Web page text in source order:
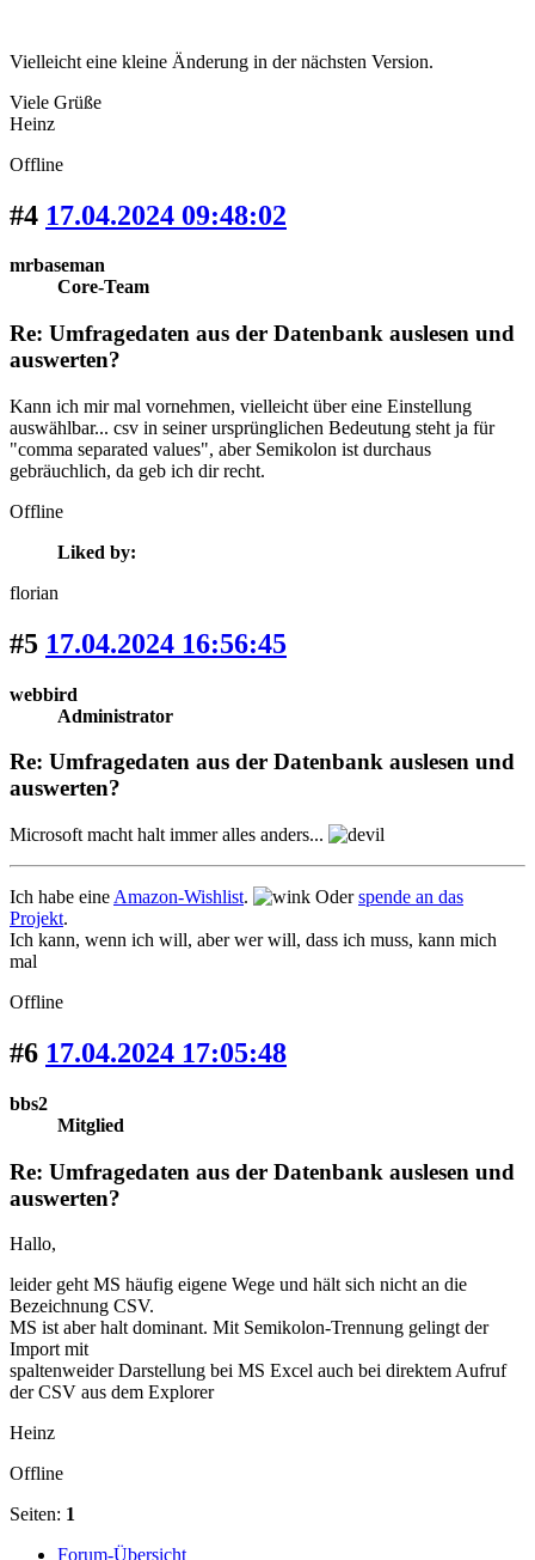
Vielleicht eine kleine Änderung in der nächsten Version.
Viele Grüße
Heinz
Offline
#4 17.04.2024 09:48:02
mrbaseman
Core-Team
Re: Umfragedaten aus der Datenbank auslesen und
auswerten?
Kann ich mir mal vornehmen, vielleicht über eine Einstellung
auswählbar... csv in seiner ursprünglichen Bedeutung steht ja für
"comma separated values", aber Semikolon ist durchaus
gebräuchlich, da geb ich dir recht.
Offline
Liked by:
florian
#5 17.04.2024 16:56:45
webbird
Administrator
Re: Umfragedaten aus der Datenbank auslesen und
auswerten?
Microsoft macht halt immer alles anders...
Ich habe eine Amazon-Wishlist. Oderspende an das
Projekt.
Ich kann, wenn ich will, aber wer will, dass ich muss, kann mich
mal
Offline
#6 17.04.2024 17:05:48
bbs2
Mitglied
Re: Umfragedaten aus der Datenbank auslesen und
auswerten?
Hallo,
leider geht MS häufig eigene Wege und hält sich nicht an die
Bezeichnung CSV.
MS ist aber halt dominant. Mit Semikolon-Trennung gelingt der
Import mit
spaltenweider Darstellung bei MS Excel auch bei direktem Aufruf
der CSV aus dem Explorer
Heinz
Offline
Seiten: 1
Forum-Übersicht